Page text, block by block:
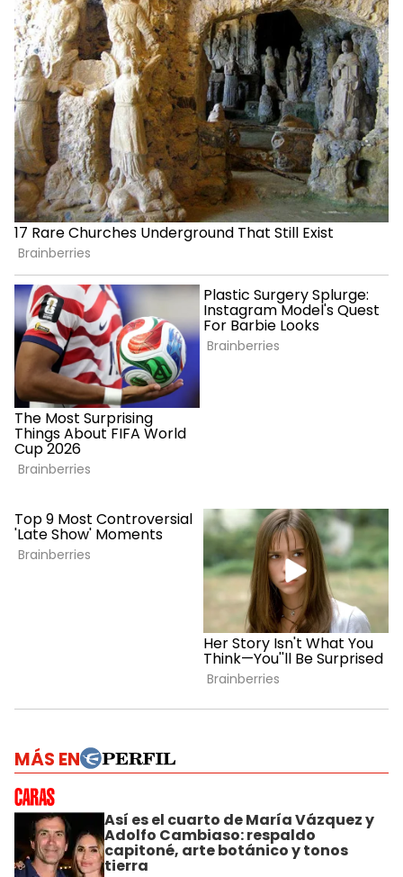
MÁS EN
Así es el cuarto de María Vázquez y
Adolfo Cambiaso: respaldo
capitoné, arte botánico y tonos
tierra